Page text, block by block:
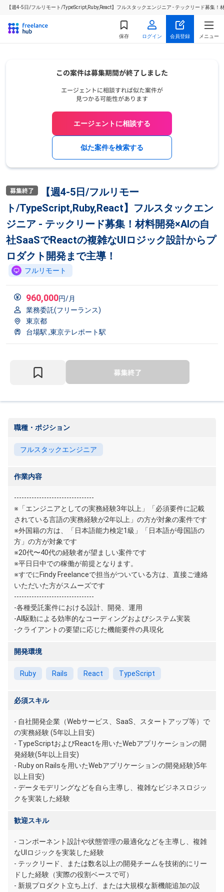
【週4-5日/フルリモート/TypeScript,Ruby,React】フルスタックエンジニア - テックリード募集
保存 ログイン 会員登録 メニュー
エージェントに相談する
似た案件を検索する
【週4-5日/フルリモー
ト/TypeScript,Ruby,React】フルスタックエン
ジニア - テックリード募集！材料開発×AIの自
社SaaSでReactの複雑なUIロジック設計からプ
ロダクト開発まで主導！
フルリモート
960,000円/月
業務委託(フリーランス)
東京都
台場駅 東京テレポート駅
職種・ポジション
フルスタックエンジニア
作業内容
--------------------------------
※「エンジニアとしての実務経験3年以上」「必須要件に記載
されている言語の実務経験が2年以上」の方が対象の案件です
※外国籍の方は、「日本語能力検定1級」「日本語が母国語の
方」の方が対象です
※20代〜40代の経験者が望ましい案件です
※平日日中での稼働が前提となります。
※すでにFindy Freelanceで担当がついている方は、直接ご連絡
いただいた方がスムーズです
--------------------------------
‐各種受託案件における設計、開発、運用
‐AI駆動による効率的なコーディングおよびシステム実装
‐クライアントの要望に応じた機能要件の具現化
開発環境
Ruby Rails React TypeScript
必須スキル
- 自社開発企業（Webサービス、SaaS、スタートアップ等）で
の実務経験 (5年以上目安)
- TypeScriptおよびReactを用いたWebアプリケーションの開
発経験(5年以上目安)
- Ruby on Railsを用いたWebアプリケーションの開発経験)5年
以上目安)
- データモデリングなどを自ら主導し、複雑なビジネスロジッ
クを実装した経験
歓迎スキル
- コンポーネント設計や状態管理の最適化などを主導し、複雑
なUIロジックを実装した経験
- テックリード、または数名以上の開発チームを技術的にリー
ドした経験（実際の役割ベースで可）
- 新規プロダクト立ち上げ、または大規模な新機能追加の設